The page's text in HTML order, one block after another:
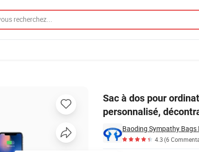
Sac à dos pour
personnalisé,
4.3(6
personnalisé, décontracté, géométrique, avec USB